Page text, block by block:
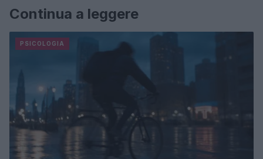
Continua a leggere
PSICOLOGIA